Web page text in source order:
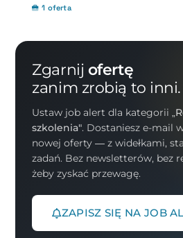
1 oferta
Zgarnij ofertę
zanim zrobią to inni.
Ustaw job alert dla kategorii
szkolenia". Dostaniesz e-mail
nowej oferty — z widełkami,
zadań. Bez newsletterów, bez
żeby zyskać przewagę.
ZAPISZ SIĘ NA JOB